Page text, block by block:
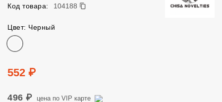
Код товара:
104188
104188
Цвет: Черный
Цвет
Цена
552 ₽
496 ₽ цена по VIP карте